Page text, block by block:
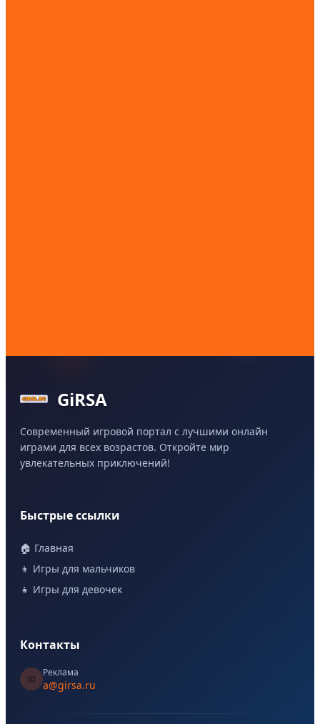
GiRSA
Современный игровой портал с лучшими онлайн
играми для всех возрастов. Откройте мир
увлекательных приключений!
Быстрые ссылки
🏠 Главная
👦 Игры для мальчиков
👧 Игры для девочек
Контакты
📧
Реклама
a@girsa.ru